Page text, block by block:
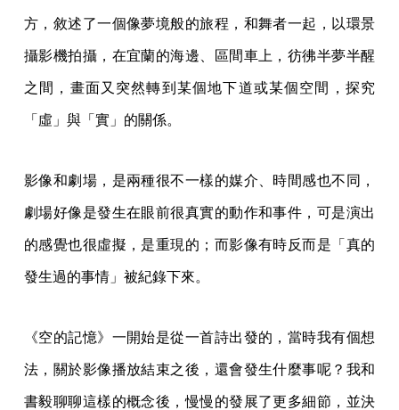
方，敘述了一個像夢境般的旅程，和舞者一起，以環景
攝影機拍攝，在宜蘭的海邊、區間車上，彷彿半夢半醒
之間，畫面又突然轉到某個地下道或某個空間，探究
「虛」與「實」的關係。
影像和劇場，是兩種很不一樣的媒介、時間感也不同，
劇場好像是發生在眼前很真實的動作和事件，可是演出
的感覺也很虛擬，是重現的；而影像有時反而是「真的
發生過的事情」被紀錄下來。
《空的記憶》一開始是從一首詩出發的，當時我有個想
法，關於影像播放結束之後，還會發生什麼事呢？我和
書毅聊聊這樣的概念後，慢慢的發展了更多細節，並決